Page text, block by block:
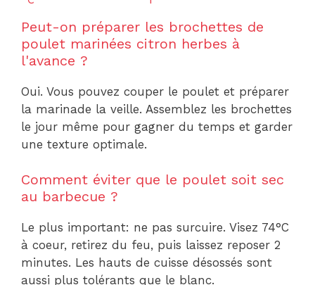
Peut-on préparer les brochettes de
poulet marinées citron herbes à
l'avance ?
Oui. Vous pouvez couper le poulet et préparer
la marinade la veille. Assemblez les brochettes
le jour même pour gagner du temps et garder
une texture optimale.
Comment éviter que le poulet soit sec
au barbecue ?
Le plus important: ne pas surcuire. Visez 74°C
à coeur, retirez du feu, puis laissez reposer 2
minutes. Les hauts de cuisse désossés sont
aussi plus tolérants que le blanc.